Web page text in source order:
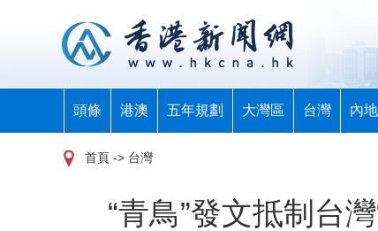
頭條 港澳 五年規劃 大灣區 台灣 內地
首頁 -> 台灣
“青鳥”發文抵制台